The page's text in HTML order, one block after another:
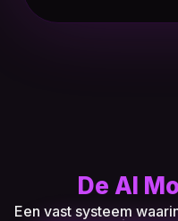
De AI
Een vast systeem